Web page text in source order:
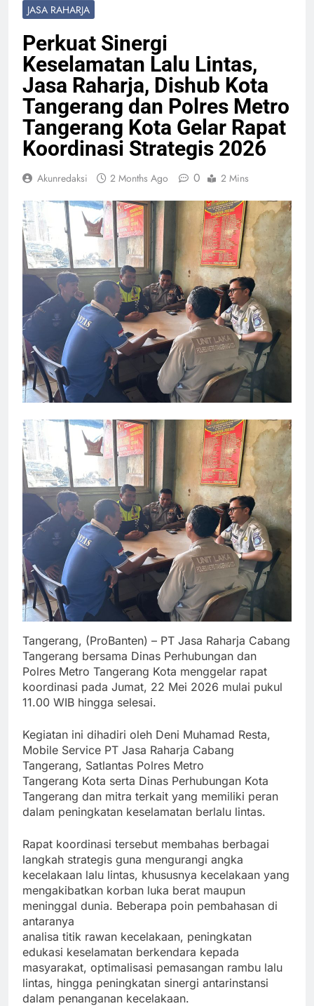
JASA RAHARJA
Perkuat Sinergi
Keselamatan Lalu Lintas,
Jasa Raharja, Dishub Kota
Tangerang dan Polres Metro
Tangerang Kota Gelar Rapat
Koordinasi Strategis 2026
Akunredaksi 2 Months Ago 0 2 Mins
Tangerang, (ProBanten) – PT Jasa Raharja Cabang
Tangerang bersama Dinas Perhubungan dan
Polres Metro Tangerang Kota menggelar rapat
koordinasi pada Jumat, 22 Mei 2026 mulai pukul
11.00 WIB hingga selesai.
Kegiatan ini dihadiri oleh Deni Muhamad Resta,
Mobile Service PT Jasa Raharja Cabang
Tangerang, Satlantas Polres Metro
Tangerang Kota serta Dinas Perhubungan Kota
Tangerang dan mitra terkait yang memiliki peran
dalam peningkatan keselamatan berlalu lintas.
Rapat koordinasi tersebut membahas berbagai
langkah strategis guna mengurangi angka
kecelakaan lalu lintas, khususnya kecelakaan yang
mengakibatkan korban luka berat maupun
meninggal dunia. Beberapa poin pembahasan di
antaranya
analisa titik rawan kecelakaan, peningkatan
edukasi keselamatan berkendara kepada
masyarakat, optimalisasi pemasangan rambu lalu
lintas, hingga peningkatan sinergi antarinstansi
dalam penanganan kecelakaan.